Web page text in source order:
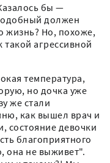
бы —
должен
жизнь? Но, похоже,
агрессивной
температура,
но дочка уже
же стали
как вышел врач и
состояние девочки
благоприятного
она не выживет".